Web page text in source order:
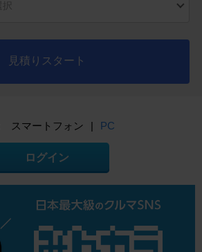
見積りスタート
スマートフォン | PC
ログイン